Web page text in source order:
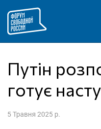
до
вмісту
Путін розповів, що
готує
5 Травня 2025 р.